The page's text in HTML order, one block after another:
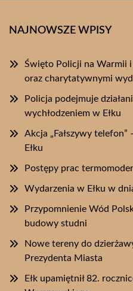
NAJNOWSZE WPISY
Święto Policji na Warmii
oraz charytatywnymi
Policja podejmuje
wychłodzeniem w Ełku
Akcja „Fałszywy
Ełku
Postępy prac
Wydarzenia w Ełku w
Przypomnienie Wód
budowy studni
Nowe tereny do
Prezydenta Miasta
Ełk upamiętnił 82.